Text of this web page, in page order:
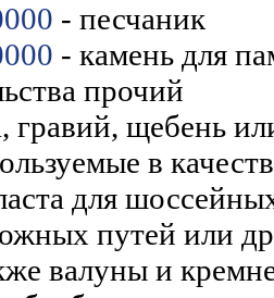
- песчаник
- камень для
прочий
гравий, щебень
в
для
путей или
валуны и